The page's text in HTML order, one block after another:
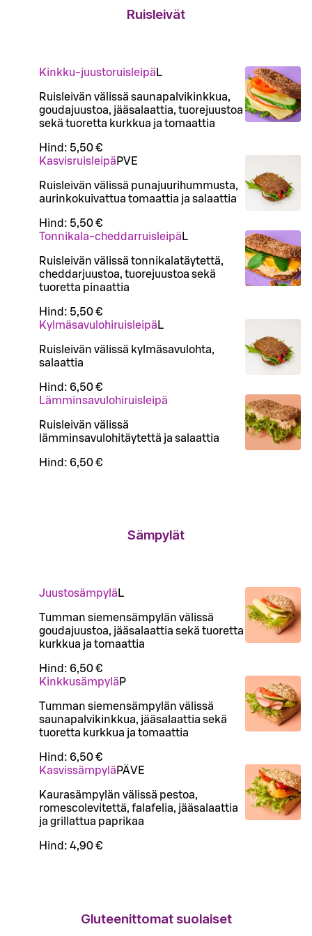
Ruisleivät
Kinkku-juustoruisleipä L
Ruisleivän välissä saunapalvikinkkua,
goudajuustoa, jääsalaattia, tuorejuustoa
sekä tuoretta kurkkua ja tomaattia
Hind: 5,50 €
Kasvisruisleipä PVE
Ruisleivän välissä punajuurihummusta,
aurinkokuivattua tomaattia ja salaattia
Hind: 5,50 €
Tonnikala-cheddarruisleipä L
Ruisleivän välissä tonnikalatäytettä,
cheddarjuustoa, tuorejuustoa sekä
tuoretta pinaattia
Hind: 5,50 €
Kylmäsavulohiruisleipä L
Ruisleivän välissä kylmäsavulohta,
salaattia
Hind: 6,50 €
Lämminsavulohiruisleipä
Ruisleivän välissä
lämminsavulohitäytettä ja salaattia
Hind: 6,50 €
Sämpylät
Juustosämpylä L
Tumman siemensämpylän välissä
goudajuustoa, jääsalaattia sekä tuoretta
kurkkua ja tomaattia
Hind: 6,50 €
Kinkkusämpylä P
Tumman siemensämpylän välissä
saunapalvikinkkua, jääsalaattia sekä
tuoretta kurkkua ja tomaattia
Hind: 6,50 €
Kasvissämpylä PÄVE
Kaurasämpylän välissä pestoa,
romescolevitettä, falafelia, jääsalaattia
ja grillattua paprikaa
Hind: 4,90 €
Gluteenittomat suolaiset